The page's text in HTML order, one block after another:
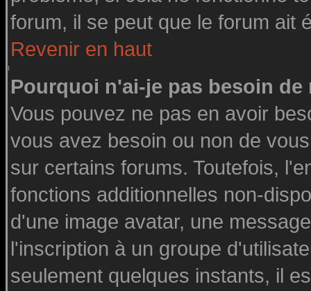
forum, il se peut que le forum ait
Revenir en haut
Pourquoi n'ai-je pas besoin
Vous pouvez ne pas en avoir
vous avez besoin ou non de
sur certains forums. Toutefois,
fonctions additionnelles non-
d'une image avatar, une
l'inscription à un groupe
seulement quelques instants, il